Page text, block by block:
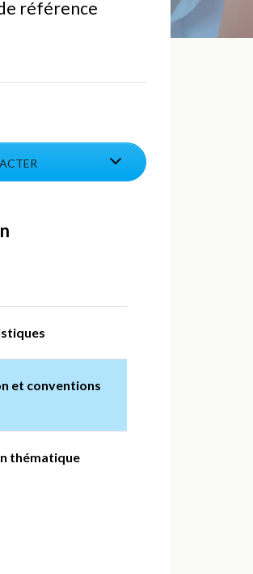
référence
et conventions
thématique